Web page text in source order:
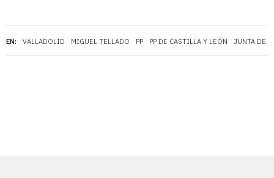
EN: VALLADOLID MIGUEL TELLADO PP PP DE CASTILLA Y LEÓN JUNTA DE